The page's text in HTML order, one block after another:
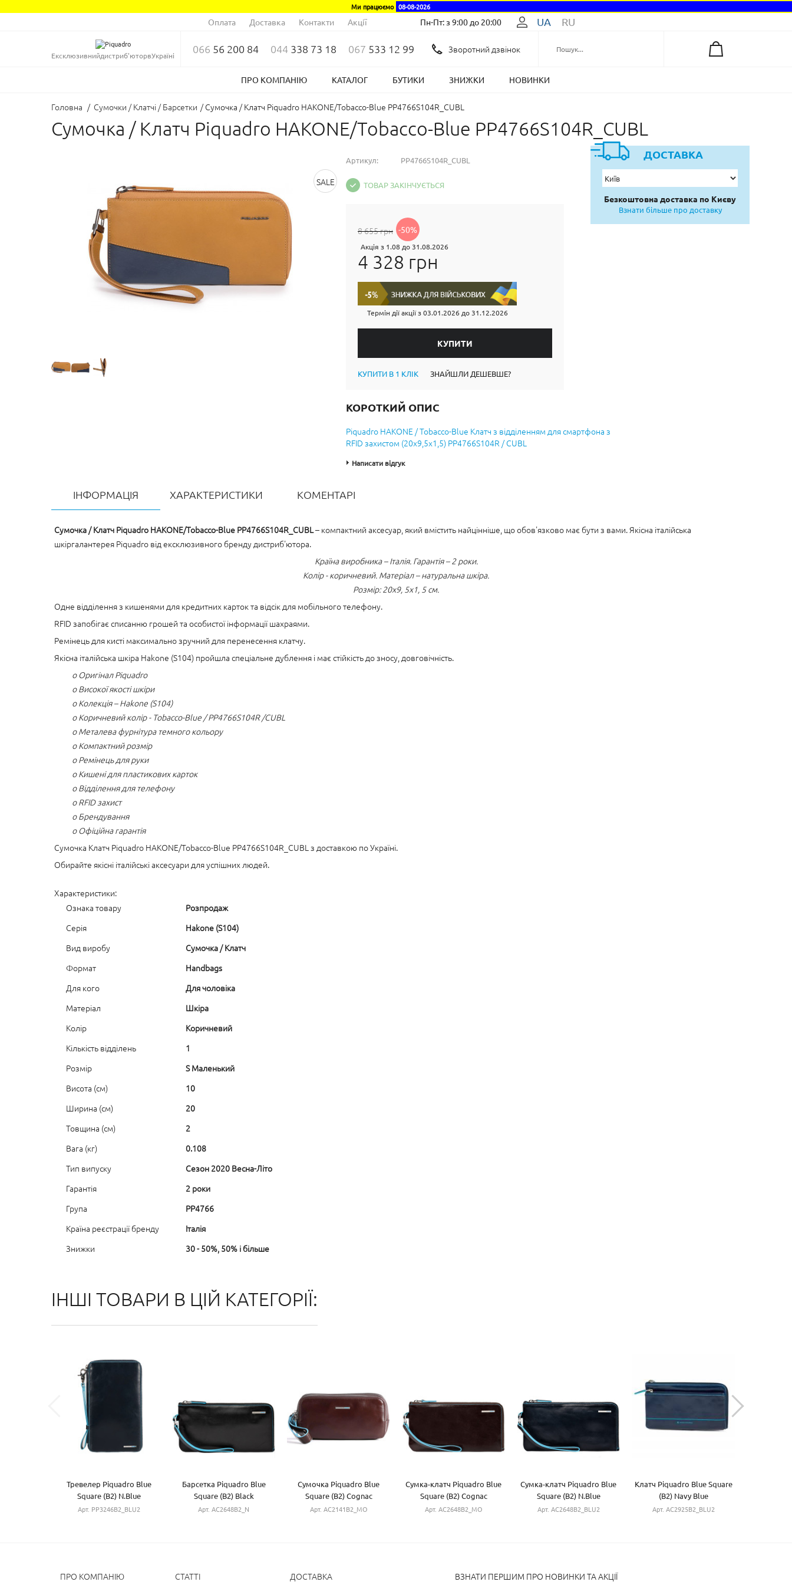
Ми працюємо 08-08-2026
Оплата Доставка Контакти Акції Пн-Пт: з 9:00 до 20:00 UA RU
Ексклюзивнийдистриб'юторвУкраїні 066 56 200 84 044 338 73 18 067 533 12 99 Зворотний дзвінок
ПРО КОМПАНІЮ КАТАЛОГ БУТИКИ ЗНИЖКИ НОВИНКИ
Головна / Сумочки / Клатчі / Барсетки / Сумочка / Клатч Piquadro HAKONE/Tobacco-Blue PP4766S104R_CUBL
Сумочка / Клатч Piquadro HAKONE/Tobacco-Blue PP4766S104R_CUBL
SALE
Артикул: PP4766S104R_CUBL
ТОВАР ЗАКІНЧУЄТЬСЯ
8 655 грн -50%
Акція з 1.08 до 31.08.2026
4 328 грн
Термін дії акції з03.01.2026 до 31.12.2026
КУПИТИ В 1 КЛІК ЗНАЙШЛИ ДЕШЕВШЕ?
КОРОТКИЙ ОПИС
Piquadro HAKONE / Tobacco-Blue Клатч з відділенням для смартфона з
RFID захистом (20x9,5x1,5) PP4766S104R / CUBL
Написати відгук
ДОСТАВКА
Безкоштовна доставка по Києву
Взнати більше про доставку
ІНФОРМАЦІЯ ХАРАКТЕРИСТИКИ КОМЕНТАРІ
Сумочка / Клатч Piquadro HAKONE/Tobacco-Blue PP4766S104R_CUBL– компактний аксесуар, який вмістить найцінніше, що обов'язково має бути з вами. Якісна італійська
шкіргалантерея Piquadro від ексклюзивного бренду дистриб'ютора.
Країна виробника – Італія. Гарантія – 2 роки.
Колір - коричневий. Матеріал – натуральна шкіра.
Розмір: 20x9, 5x1, 5 см.
Одне відділення з кишенями для кредитних карток та відсік для мобільного телефону.
RFID запобігає списанню грошей та особистої інформації шахраями.
Ремінець для кисті максимально зручний для перенесення клатчу.
Якісна італійська шкіра Hakone (S104) пройшла спеціальне дублення і має стійкість до зносу, довговічність.
o Оригінал Piquadro
o Високої якості шкіри
o Колекція – Hakone (S104)
o Коричневий колір - Tobacco-Blue / PP4766S104R /CUBL
o Металева фурнітура темного кольору
o Компактний розмір
o Ремінець для руки
o Кишені для пластикових карток
o Відділення для телефону
o RFID захист
o Брендування
o Офіційна гарантія
Сумочка Клатч Piquadro HAKONE/Tobacco-Blue PP4766S104R_CUBL з доставкою по Україні.
Обирайте якісні італійські аксесуари для успішних людей.
Характеристики:
Ознака товару
Розпродаж
Серія
Hakone (S104)
Вид виробу
Сумочка / Клатч
Формат
Handbags
Для кого
Для чоловіка
Матеріал
Шкіра
Колір
Коричневий
Кількість відділень
1
Розмір
S Маленький
Висота (см)
10
Ширина (см)
20
Товщина (см)
2
Вага (кг)
0.108
Тип випуску
Сезон 2020 Весна-Літо
Гарантія
2 роки
Група
PP4766
Країна реєстрації бренду
Італія
Знижки
30 - 50%, 50% і більше
ІНШІ ТОВАРИ В ЦІЙ КАТЕГОРІЇ:
Тревелер Piquadro Blue
Square (B2) N.Blue
PP3246B2_BLU2
Арт. PP3246B2_BLU2
Барсетка Piquadro Blue
Square (B2) Black
AC2648B2_N
Арт. AC2648B2_N
Сумочка Piquadro Blue
Square (B2) Cognac
AC2141B2_MO
Арт. AC2141B2_MO
Сумка-клатч Piquadro Blue
Square (B2) Cognac
AC2648B2_MO
Арт. AC2648B2_MO
Сумка-клатч Piquadro Blue
Square (B2) N.Blue
AC2648B2_BLU2
Арт. AC2648B2_BLU2
Клатч Piquadro Blue Square
(B2) Navy Blue
AC2925B2_BLU2
Арт. AC2925B2_BLU2
ПРО КОМПАНІЮ СТАТТІ ДОСТАВКА ВЗНАТИ ПЕРШИМ ПРО НОВИНКИ ТА АКЦІЇ